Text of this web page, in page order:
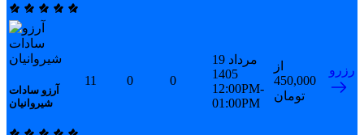
آرزو سادات
شیروانیان
11 0 0
19 مرداد
1405
12:00PM-
01:00PM
از
450,000
تومان
رزرو